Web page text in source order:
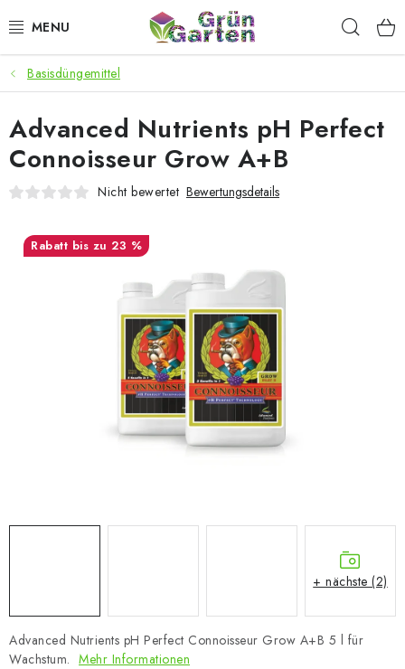
Inhalt
ANGEBOTE
LED PFLANZENLAMPEN
ANBAUBEDARF FÜR DEN HEIMANBAU
SMARTER GARTEN
Kaufberatung AGB
Datenschutzerklärung Impressum
Basisdüngemittel
Advanced Nutrients pH Perfect Connoisseur Grow A+B 5 l für
Wachstum. Mehr Informationen
Advanced Nutrients pH Perfect
Connoisseur Grow A+B
Nicht bewertet Bewertungsdetails
bis zu 23 %
+ nächste (2)